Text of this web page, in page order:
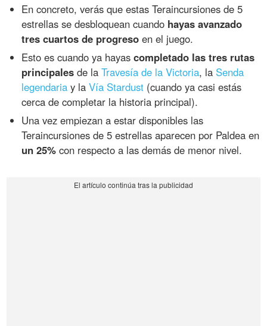
En concreto, verás que estas Teraincursiones de 5
estrellas se desbloquean cuando hayas avanzado
tres cuartos de progreso en el juego.
Esto es cuando ya hayascompletado las tres rutas
principales de laTravesía de la Victoria, la Senda
legendaria y laVía Stardust (cuando ya casi estás
cerca de completar la historia principal).
Una vez empiezan a estar disponibles las
Teraincursiones de 5 estrellas aparecen por Paldea en
un 25% con respecto a las demás de menor nivel.